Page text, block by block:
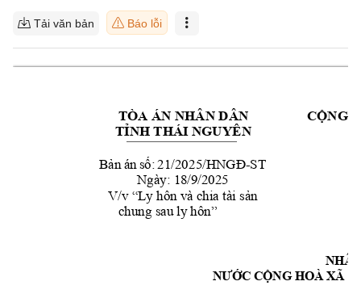
Tải văn bản Báo lỗi
NƯỚC CỘNG HOÀ XÃ
TÒA ÁN NHÂN DÂN
TỈNH THÁI NGUYÊN
Bản án số: 21/2025/HNGĐ-ST
Ngày: 18/9/2025
V/v “Ly hôn và chia tài sản
chung sau ly hôn”
CỘNG